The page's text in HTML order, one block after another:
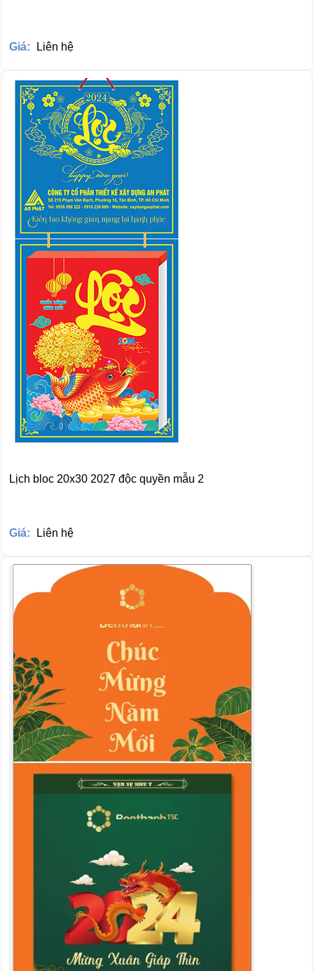
Giá: Liên hệ
Lịch bloc 20x30 2027 độc quyền mẫu 2
Giá: Liên hệ